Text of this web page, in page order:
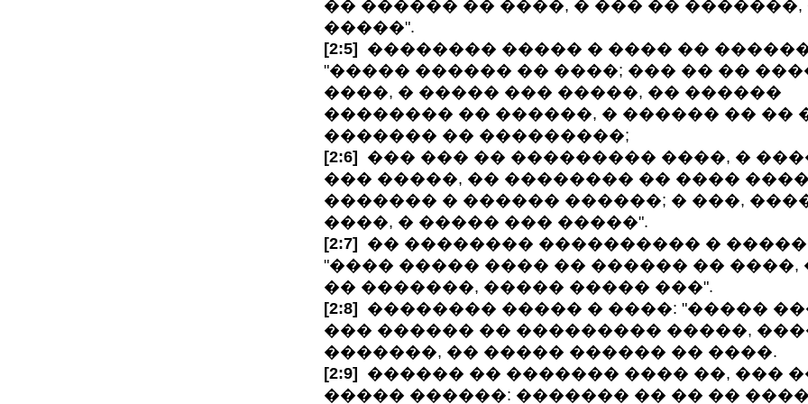
�� ������ �� ����, � ��� ��
�����".
[2:5]
�������� ����� � ���� ��
"����� ������ �� ����; ��� �� ��
����, � ����� ��� �����, �� ������
�������� �� ������, � ������ �� ��
������� �� ���������;
[2:6]
��� ��� �� ��������� ����, �
��� �����, �� �������� �� ����
������� � ������ ������; � ���,
����, � ����� ��� �����".
[2:7]
�� �������� ���������� �
"���� ����� ���� �� ������ �� ����,
�� �������, ����� ����� ���".
[2:8]
�������� ����� � ����: "�����
��� ������ �� ��������� �����,
�������, �� ����� ������ �� ����.
[2:9]
������ �� ������� ���� ��, ���
����� ������: ������� �� �� ��